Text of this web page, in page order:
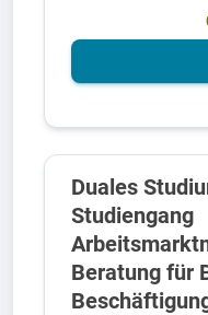
Duales
Studiengang
Beratung für